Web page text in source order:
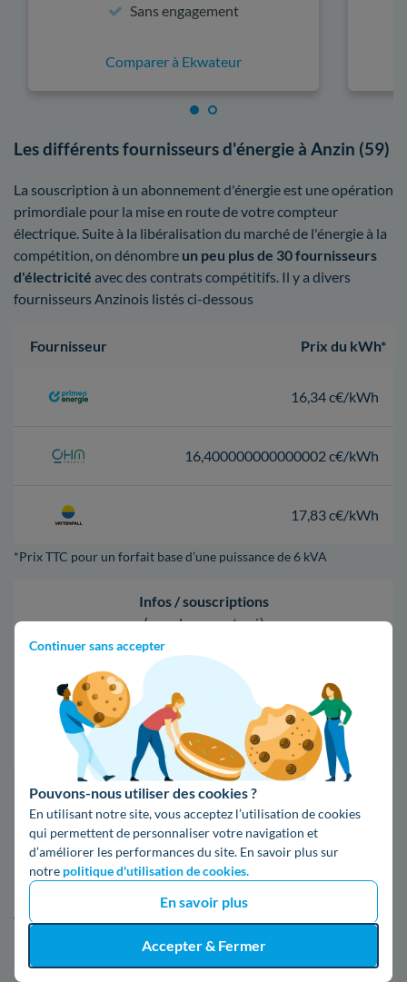
Continuer sans accepter
Pouvons-nous utiliser des cookies ?
En utilisant notre site, vous acceptez l’utilisation de cookies
qui permettent de personnaliser votre navigation et
d’améliorer les performances du site. En savoir plus sur
notre politique d'utilisation de cookies.
En savoir plus
Accepter & Fermer
Sans engagement
Comparer à Ekwateur
Les différents fournisseurs d'énergie à Anzin (59)
La souscription à un abonnement d'énergie est une opération
primordiale pour la mise en route de votre compteur
électrique. Suite à la libéralisation du marché de l'énergie à la
compétition, on dénombre un peu plus de 30 fournisseurs
d'électricité avec des contrats compétitifs. Il y a divers
fournisseurs Anzinois listés ci-dessous
Fournisseur Prix du kWh*
16,34 c€/kWh
16,400000000000002 c€/kWh
17,83 c€/kWh
*Prix TTC pour un forfait base d’une puissance de 6 kVA
Infos / souscriptions
(appel non surtaxé)
09 78 46 71 74
Comparer les offres
5. Tout ce qu'il faut connaître d'Enedis
à Anzin
Pour en savoir davantage sur le gestionnaire de réseau dans
votre région, lisez la suite de cet article.
L'agence Enedis à Anzin